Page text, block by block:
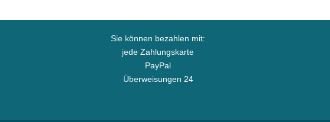
Sie können bezahlen mit:
jede Zahlungskarte
PayPal
Überweisungen 24